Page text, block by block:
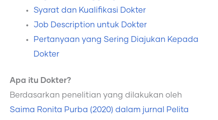
Syarat dan Kualifikasi Dokter
Job Description untuk Dokter
Pertanyaan yang Sering Diajukan Kepada
Dokter
Apa itu Dokter?
Berdasarkan penelitian yang dilakukan oleh
Saima Ronita Purba (2020) dalam jurnal Pelita